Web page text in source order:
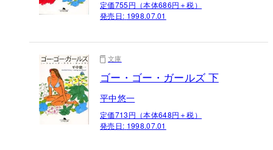
定価755円（本体686円＋税）
発売日: 1998.07.01
文庫
ゴー・ゴー・ガールズ 下
平中悠一
定価713円（本体648円＋税）
発売日: 1998.07.01